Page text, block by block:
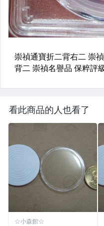
看此商品的人也看了
☆小森館☆